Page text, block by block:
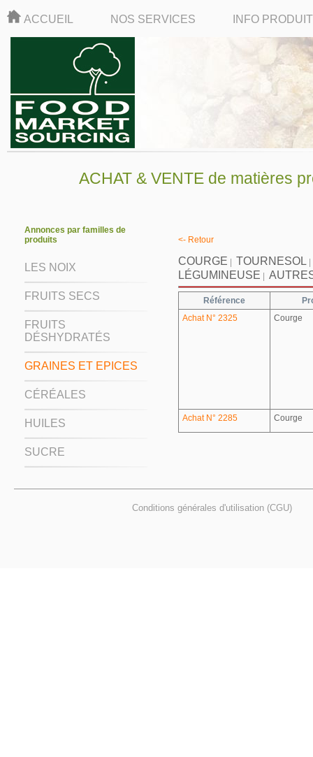
ACCUEIL NOS SERVICES INFO
ACHAT & VENTE de matières
Annonces par familles de
produits
LES NOIX
FRUITS SECS
FRUITS
DÉSHYDRATÉS
GRAINES ET EPICES
CÉRÉALES
HUILES
SUCRE
<- Retour
COURGE TOURNESOL
LÉGUMINEUSE
Référence
Achat N° 2325
Courge
Achat N° 2285 Courge
Conditions générales d'utilisation (CGU)